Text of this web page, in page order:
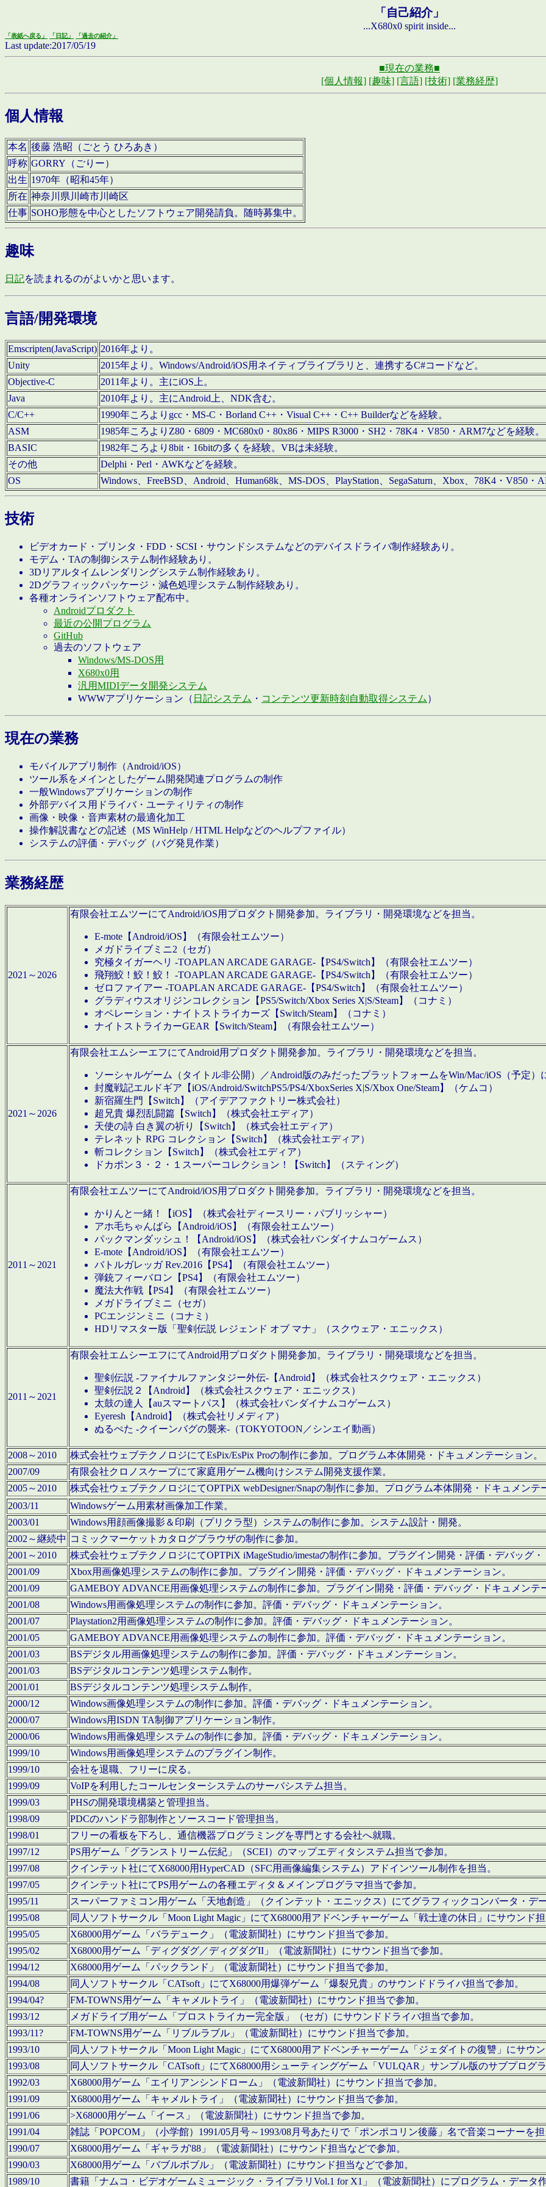
「自己紹介」
...X680x0 spirit inside...
「表紙へ戻る」 「日記」 「過去の紹介」
Last update:2017/05/19
■現在の業務■
[個人情報] [趣味] [言語] [技術] [業務経歴]
個人情報
本名 後藤 浩昭（ごとう ひろあき）
呼称 GORRY（ごりー）
出生 1970年（昭和45年）
所在 神奈川県川崎市川崎区
仕事 SOHO形態を中心としたソフトウェア開発請負。随時募集中。
趣味
日記を読まれるのがよいかと思います。
言語/開発環境
Emscripten(JavaScript) 2016年より。
Unity
2015年より。Windows/Android/iOS用ネイティブライブラリと、連携するC#コードなど。
Objective-C
2011年より。主にiOS上。
Java
2010年より。主にAndroid上、NDK含む。
C/C++
1990年ころよりgcc・MS-C・Borland C++・Visual C++・C++ Builderなどを経験。
ASM
1985年ころよりZ80・6809・MC680x0・80x86・MIPS R3000・SH2・78K4・V850・ARM7などを経験。
BASIC
1982年ころより8bit・16bitの多くを経験。VBは未経験。
その他
Delphi・Perl・AWKなどを経験。
OS
Windows、FreeBSD、Android、Human68k、MS-DOS、PlayStation、SegaSaturn、Xbox、78K4・V850・
技術
ビデオカード・プリンタ・FDD・SCSI・サウンドシステムなどのデバイスドライバ制作経験あり。
モデム・TAの制御システム制作経験あり。
3Dリアルタイムレンダリングシステム制作経験あり。
2Dグラフィックパッケージ・減色処理システム制作経験あり。
各種オンラインソフトウェア配布中。
Androidプロダクト
最近の公開プログラム
GitHub
過去のソフトウェア
Windows/MS-DOS用
X680x0用
汎用MIDIデータ開発システム
WWWアプリケーション（ 日記システム ・ コンテンツ更新時刻自動取得システム ）
現在の業務
モバイルアプリ制作（Android/iOS）
ツール系をメインとしたゲーム開発関連プログラムの制作
一般Windowsアプリケーションの制作
外部デバイス用ドライバ・ユーティリティの制作
画像・映像・音声素材の最適化加工
操作解説書などの記述（MS WinHelp / HTML Helpなどのヘルプファイル）
システムの評価・デバッグ（バグ発見作業）
業務経歴
2021～2026
有限会社エムツーにてAndroid/iOS用プロダクト開発参加。ライブラリ・開発環境などを担当。
E-mote【Android/iOS】（有限会社エムツー）
メガドライブミニ2（セガ）
究極タイガーヘリ -TOAPLAN ARCADE GARAGE-【PS4/Switch】（有限会社エムツー）
飛翔鮫！鮫！鮫！ -TOAPLAN ARCADE GARAGE-【PS4/Switch】（有限会社エムツー）
ゼロファイアー -TOAPLAN ARCADE GARAGE-【PS4/Switch】（有限会社エムツー）
グラディウスオリジンコレクション【PS5/Switch/Xbox Series X|S/Steam】（コナミ）
オペレーション・ナイトストライカーズ【Switch/Steam】（コナミ）
ナイトストライカーGEAR【Switch/Steam】（有限会社エムツー）
2021～2026
有限会社エムシーエフにてAndroid用プロダクト開発参加。ライブラリ・開発環境などを担当。
ソーシャルゲーム（タイトル非公開）／Android版のみだったプラットフォームをWin/Mac/iOS（予定）
封魔戦記エルドギア【iOS/Android/SwitchPS5/PS4/XboxSeries X|S/Xbox One/Steam】（ケムコ）
新宿羅生門【Switch】（アイデアファクトリー株式会社）
超兄貴 爆烈乱闘篇【Switch】（株式会社エディア）
天使の詩 白き翼の祈り【Switch】（株式会社エディア）
テレネット RPG コレクション【Switch】（株式会社エディア）
斬コレクション【Switch】（株式会社エディア）
ドカポン３・２・１スーパーコレクション！【Switch】（スティング）
2011～2021
有限会社エムツーにてAndroid/iOS用プロダクト開発参加。ライブラリ・開発環境などを担当。
かりんと一緒！【iOS】（株式会社ディースリー・パブリッシャー）
アホ毛ちゃんばら【Android/iOS】（有限会社エムツー）
パックマンダッシュ！【Android/iOS】（株式会社バンダイナムコゲームス）
E-mote【Android/iOS】（有限会社エムツー）
バトルガレッガ Rev.2016【PS4】（有限会社エムツー）
弾銃フィーバロン【PS4】（有限会社エムツー）
魔法大作戦【PS4】（有限会社エムツー）
メガドライブミニ（セガ）
PCエンジンミニ（コナミ）
HDリマスター版「聖剣伝説 レジェンド オブ マナ」（スクウェア・エニックス）
2011～2021
有限会社エムシーエフにてAndroid用プロダクト開発参加。ライブラリ・開発環境などを担当。
聖剣伝説 -ファイナルファンタジー外伝-【Android】（株式会社スクウェア・エニックス）
聖剣伝説２【Android】（株式会社スクウェア・エニックス）
太鼓の達人【auスマートパス】（株式会社バンダイナムコゲームス）
Eyeresh【Android】（株式会社リメディア）
ぬるぺた -クイーンバグの襲来-（TOKYOTOON／シンエイ動画）
2008～2010
株式会社ウェブテクノロジにてEsPix/EsPix Proの制作に参加。プログラム本体開発・ドキュメンテーション。
2007/09
有限会社クロノスケープにて家庭用ゲーム機向けシステム開発支援作業。
2005～2010
株式会社ウェブテクノロジにてOPTPiX webDesigner/Snapの制作に参加。プログラム本体開発・ドキュメンテ
2003/11
Windowsゲーム用素材画像加工作業。
2003/01
Windows用顔画像撮影＆印刷（プリクラ型）システムの制作に参加。システム設計・開発。
2002～継続中 コミックマーケットカタログブラウザの制作に参加。
2001～2010
株式会社ウェブテクノロジにてOPTPiX iMageStudio/imestaの制作に参加。プラグイン開発・評価・デバッグ
2001/09
Xbox用画像処理システムの制作に参加。プラグイン開発・評価・デバッグ・ドキュメンテーション。
2001/09
GAMEBOY ADVANCE用画像処理システムの制作に参加。プラグイン開発・評価・デバッグ・ドキュメンテ
2001/08
Windows用画像処理システムの制作に参加。評価・デバッグ・ドキュメンテーション。
2001/07
Playstation2用画像処理システムの制作に参加。評価・デバッグ・ドキュメンテーション。
2001/05
GAMEBOY ADVANCE用画像処理システムの制作に参加。評価・デバッグ・ドキュメンテーション。
2001/03
BSデジタル用画像処理システムの制作に参加。評価・デバッグ・ドキュメンテーション。
2001/03
BSデジタルコンテンツ処理システム制作。
2001/01
BSデジタルコンテンツ処理システム制作。
2000/12
Windows画像処理システムの制作に参加。評価・デバッグ・ドキュメンテーション。
2000/07
Windows用ISDN TA制御アプリケーション制作。
2000/06
Windows用画像処理システムの制作に参加。評価・デバッグ・ドキュメンテーション。
1999/10
Windows用画像処理システムのプラグイン制作。
1999/10
会社を退職、フリーに戻る。
1999/09
VoIPを利用したコールセンターシステムのサーバシステム担当。
1999/03
PHSの開発環境構築と管理担当。
1998/09
PDCのハンドラ部制作とソースコード管理担当。
1998/01
フリーの看板を下ろし、通信機器プログラミングを専門とする会社へ就職。
1997/12
PS用ゲーム「グランストリーム伝紀」（SCEI）のマップエディタシステム担当で参加。
1997/08
クインテット社にてX68000用HyperCAD（SFC用画像編集システム）アドインツール制作を担当。
1997/05
クインテット社にてPS用ゲームの各種エディタ＆メインプログラマ担当で参加。
1995/11
スーパーファミコン用ゲーム「天地創造」（クインテット・エニックス）にてグラフィックコンバータ・デ
1995/08
同人ソフトサークル「Moon Light Magic」にてX68000用アドベンチャーゲーム「戦士達の休日」にサウンド
1995/05
X68000用ゲーム「バラデューク」（電波新聞社）にサウンド担当で参加。
1995/02
X68000用ゲーム「ディグダグ／ディグダグII」（電波新聞社）にサウンド担当で参加。
1994/12
X68000用ゲーム「パックランド」（電波新聞社）にサウンド担当で参加。
1994/08
同人ソフトサークル「CATsoft」にてX68000用爆弾ゲーム「爆裂兄貴」のサウンドドライバ担当で参加。
1994/04?
FM-TOWNS用ゲーム「キャメルトライ」（電波新聞社）にサウンド担当で参加。
1993/12
メガドライブ用ゲーム「プロストライカー完全版」（セガ）にサウンドドライバ担当で参加。
1993/11?
FM-TOWNS用ゲーム「リブルラブル」（電波新聞社）にサウンド担当で参加。
1993/10
同人ソフトサークル「Moon Light Magic」にてX68000用アドベンチャーゲーム「ジェダイトの復讐」にサウ
1993/08
同人ソフトサークル「CATsoft」にてX68000用シューティングゲーム「VULQAR」サンプル版のサブプログ
1992/03
X68000用ゲーム「エイリアンシンドローム」（電波新聞社）にサウンド担当で参加。
1991/09
X68000用ゲーム「キャメルトライ」（電波新聞社）にサウンド担当で参加。
1991/06
>X68000用ゲーム「イース」（電波新聞社）にサウンド担当で参加。
1991/04
雑誌「POPCOM」（小学館）1991/05月号～1993/08月号あたりで「ポンポコリン後藤」名で音楽コーナーを
1990/07
X68000用ゲーム「ギャラガ'88」（電波新聞社）にサウンド担当などで参加。
1990/03
X68000用ゲーム「バブルボブル」（電波新聞社）にサウンド担当などで参加。
1989/10
書籍「ナムコ・ビデオゲームミュージック・ライブラリVol.1 for X1」（電波新聞社）にプログラム・データ